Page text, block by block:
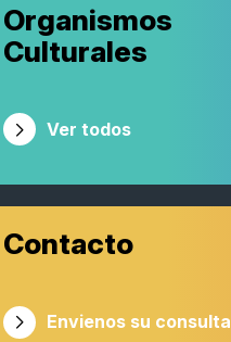
Organismos
Culturales
Ver todos
Contacto
Envienos su consulta